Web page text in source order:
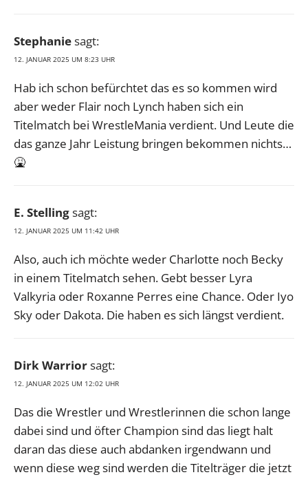
Stephaniesagt:
12. JANUAR 2025 UM 8:23 UHR
Hab ich schon befürchtet das es so kommen wird
aber weder Flair noch Lynch haben sich ein
Titelmatch bei WrestleMania verdient. Und Leute die
das ganze Jahr Leistung bringen bekommen nichts…
🤮
E. Stellingsagt:
12. JANUAR 2025 UM 11:42 UHR
Also, auch ich möchte weder Charlotte noch Becky
in einem Titelmatch sehen. Gebt besser Lyra
Valkyria oder Roxanne Perres eine Chance. Oder Iyo
Sky oder Dakota. Die haben es sich längst verdient.
Dirk Warriorsagt:
12. JANUAR 2025 UM 12:02 UHR
Das die Wrestler und Wrestlerinnen die schon lange
dabei sind und öfter Champion sind das liegt halt
daran das diese auch abdanken irgendwann und
wenn diese weg sind werden die Titelträger die jetzt